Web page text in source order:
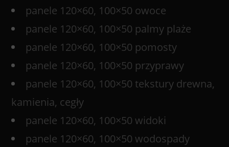
panele 120×60, 100×50 owoce
panele 120×60, 100×50 palmy plaże
panele 120×60, 100×50 pomosty
panele 120×60, 100×50 przyprawy
panele 120×60, 100×50 tekstury drewna,
kamienia, cegły
panele 120×60, 100×50 widoki
panele 120×60, 100×50 wodospady